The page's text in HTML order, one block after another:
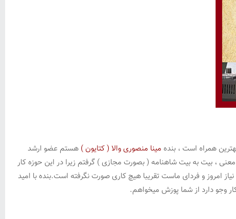
همراه است ، بنده مینا منصوری والا ( کتایون ) هستم عضو ارشد
، بیت به بیت شاهنامه ( بصورت مجازی ) گرفتم زیرا در این حوزه کار
امروز و فردای ماست تقریبا هیچ کاری صورت نگرفته است.بنده با امید
وجو دارد از شما پوزش میخواهم.